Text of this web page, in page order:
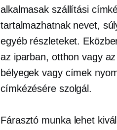
alkalmasak szállítási
tartalmazhatnak nevet,
egyéb részleteket.
az iparban, otthon vagy
bélyegek vagy címek
címkézésére szolgál.
Fárasztó munka lehet